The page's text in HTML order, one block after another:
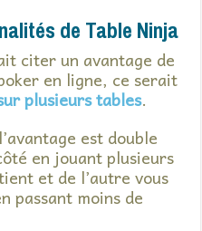
de Table Ninja
citer un avantage de
en ligne, ce serait
plusieurs tables.
est double
en jouant plusieurs
et de l’autre vous
passant moins de